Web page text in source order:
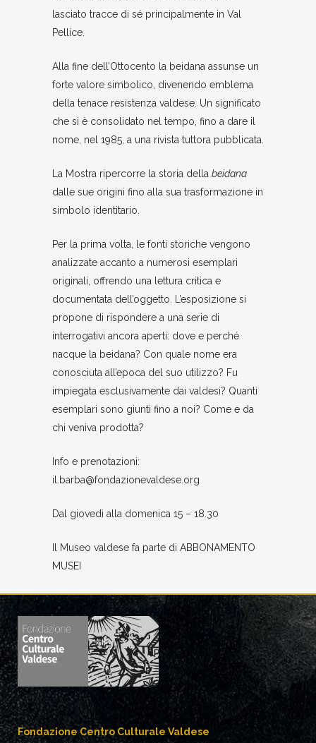
lasciato tracce di sé principalmente in Val
Pellice.
Alla fine dell’Ottocento la beidana assunse un
forte valore simbolico, divenendo emblema
della tenace resistenza valdese. Un significato
che si è consolidato nel tempo, fino a dare il
nome, nel 1985, a una rivista tuttora pubblicata.
La Mostra ripercorre la storia della beidana
dalle sue origini fino alla sua trasformazione in
simbolo identitario.
Per la prima volta, le fonti storiche vengono
analizzate accanto a numerosi esemplari
originali, offrendo una lettura critica e
documentata dell’oggetto. L’esposizione si
propone di rispondere a una serie di
interrogativi ancora aperti: dove e perché
nacque la beidana? Con quale nome era
conosciuta all’epoca del suo utilizzo? Fu
impiegata esclusivamente dai valdesi? Quanti
esemplari sono giunti fino a noi? Come e da
chi veniva prodotta?
Info e prenotazioni:
il.barba@fondazionevaldese.org
Dal giovedì alla domenica 15 – 18.30
Il Museo valdese fa parte di ABBONAMENTO
MUSEI
Fondazione Centro Culturale Valdese